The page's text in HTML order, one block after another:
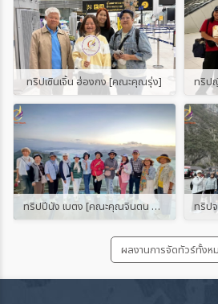
ทริปเซินเจิ้น ฮ่องกง [คณะคุณรุ่ง]
ทริปปีนัง เบตง [คณะคุณจินตน และคุณสุรีรัตน์]
ผลงานการจัดทัวร์ทั้งห